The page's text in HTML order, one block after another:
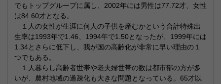
でもトップグループに属し、2002年には男性は77.72才、女性
は84.60才となる。
１人の女性が生涯に何人の子供を産むかという合計特殊出
生率は1993年で1.46、1994年で1.50となったが、1999年には
1.34とさらに低下し、我が国の高齢化が非常に早い理由の１
つでもある。
１人暮らし高齢者世帯や老夫婦世帯の数は都市部の方が多
いが、農村地域の過疎化も大きな問題となっている。65才以